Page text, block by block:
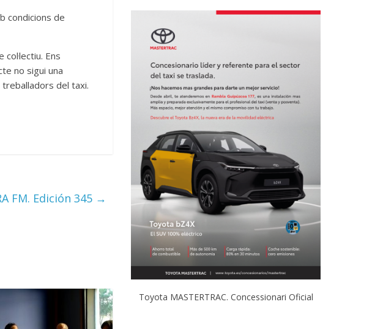
condicions de
Ens
no sigui una
del taxi.
FM. Edición 345 →
Toyota MASTERTRAC. Concessionari Oficial